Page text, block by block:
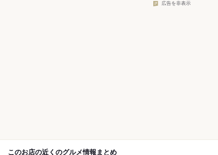
広告を非表示
このお店の近くのグルメ情報まとめ